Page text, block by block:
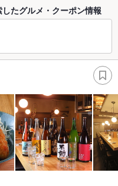
たグルメ・クーポン情報